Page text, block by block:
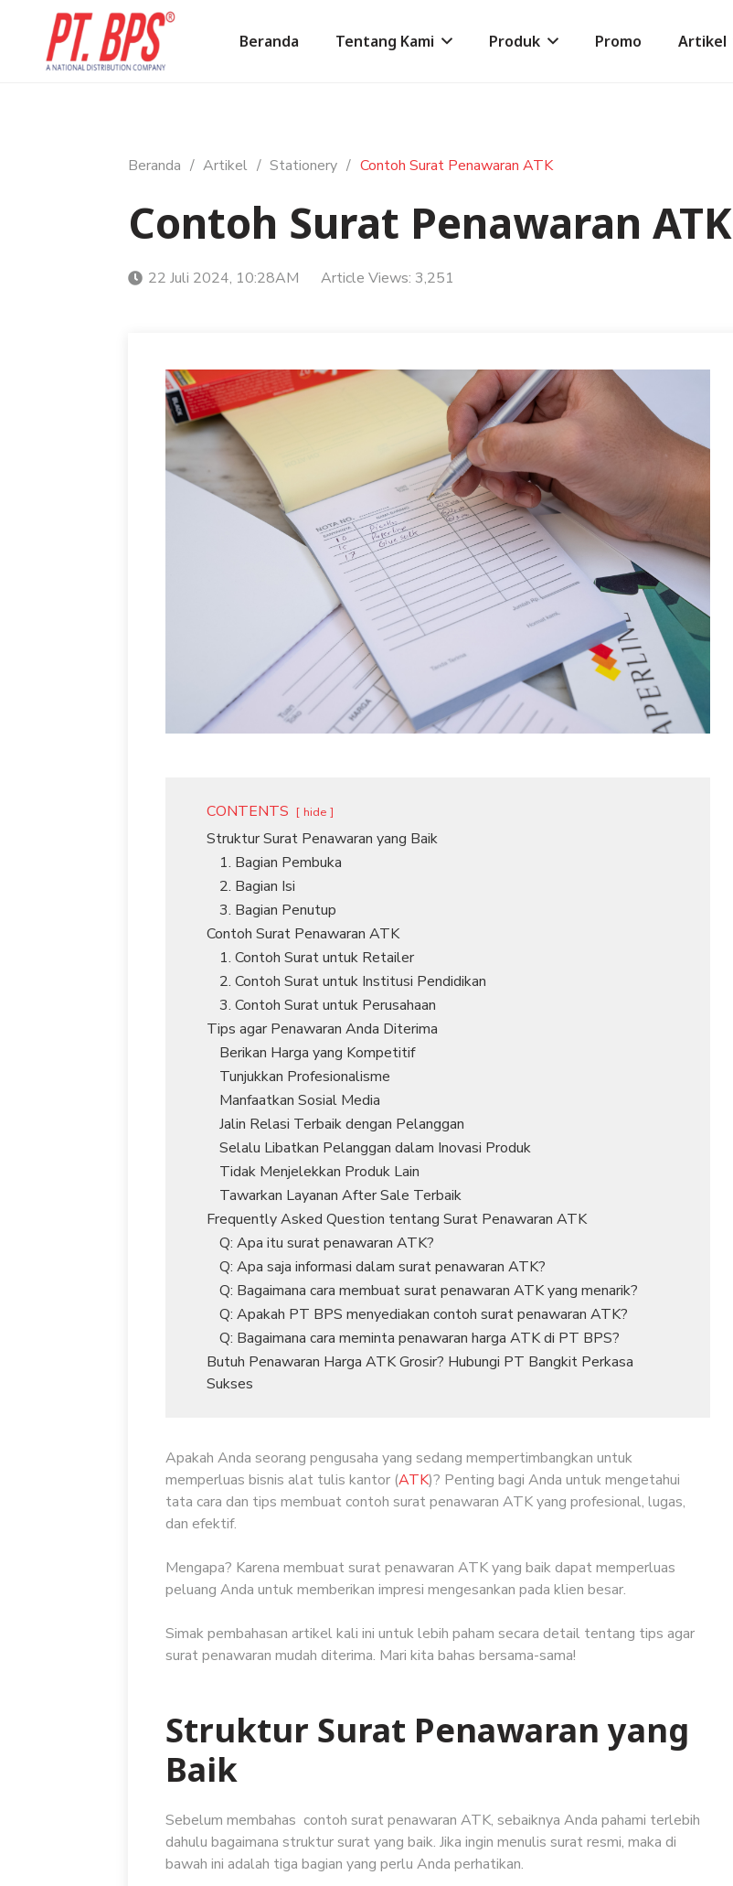
Beranda Tentang Kami Produk Promo Artikel
Beranda / Artikel / Stationery / Contoh Surat Penawaran ATK
Contoh Surat Penawaran ATK
22 Juli 2024, 10:28AM Article Views: 3,251
CONTENTS hide
Struktur Surat Penawaran yang Baik
1. Bagian Pembuka
2. Bagian Isi
3. Bagian Penutup
Contoh Surat Penawaran ATK
1. Contoh Surat untuk Retailer
2. Contoh Surat untuk Institusi Pendidikan
3. Contoh Surat untuk Perusahaan
Tips agar Penawaran Anda Diterima
Berikan Harga yang Kompetitif
Tunjukkan Profesionalisme
Manfaatkan Sosial Media
Jalin Relasi Terbaik dengan Pelanggan
Selalu Libatkan Pelanggan dalam Inovasi Produk
Tidak Menjelekkan Produk Lain
Tawarkan Layanan After Sale Terbaik
Frequently Asked Question tentang Surat Penawaran ATK
Q: Apa itu surat penawaran ATK?
Q: Apa saja informasi dalam surat penawaran ATK?
Q: Bagaimana cara membuat surat penawaran ATK yang menarik?
Q: Apakah PT BPS menyediakan contoh surat penawaran ATK?
Q: Bagaimana cara meminta penawaran harga ATK di PT BPS?
Butuh Penawaran Harga ATK Grosir? Hubungi PT Bangkit Perkasa
Sukses
Apakah Anda seorang pengusaha yang sedang mempertimbangkan untuk
memperluas bisnis alat tulis kantor (ATK)? Penting bagi Anda untuk mengetahui
tata cara dan tips membuat contoh surat penawaran ATK yang profesional, lugas,
dan efektif.
Mengapa? Karena membuat surat penawaran ATK yang baik dapat memperluas
peluang Anda untuk memberikan impresi mengesankan pada klien besar.
Simak pembahasan artikel kali ini untuk lebih paham secara detail tentang tips agar
surat penawaran mudah diterima. Mari kita bahas bersama-sama!
Struktur Surat Penawaran yang
Baik
Sebelum membahas contoh surat penawaran ATK, sebaiknya Anda pahami terlebih
dahulu bagaimana struktur surat yang baik. Jika ingin menulis surat resmi, maka di
bawah ini adalah tiga bagian yang perlu Anda perhatikan.